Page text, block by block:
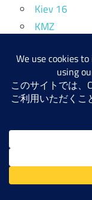
Kiev 16
KMZ
Konica Fマ
Konica（
kowa
Kowa SETR
L39 mount
LAACK
Leitz